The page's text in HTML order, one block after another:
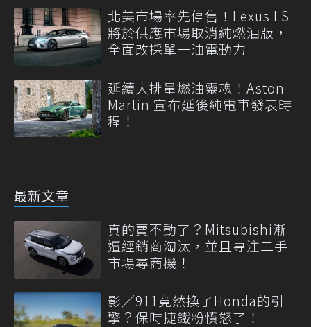
北美市場率先停售！Lexus LS
將於供應市場取消純燃油版，
全面改採單一油電動力
延續大排量燃油靈魂！Aston
Martin 宣布延後純電車發表時
程！
最新文章
真的賣不動了？Mitsubishi漸
遭經銷商淘汰，並且專注二手
市場尋商機！
影／911竟然換了Honda的引
擎？保時捷鐵粉憤怒了！